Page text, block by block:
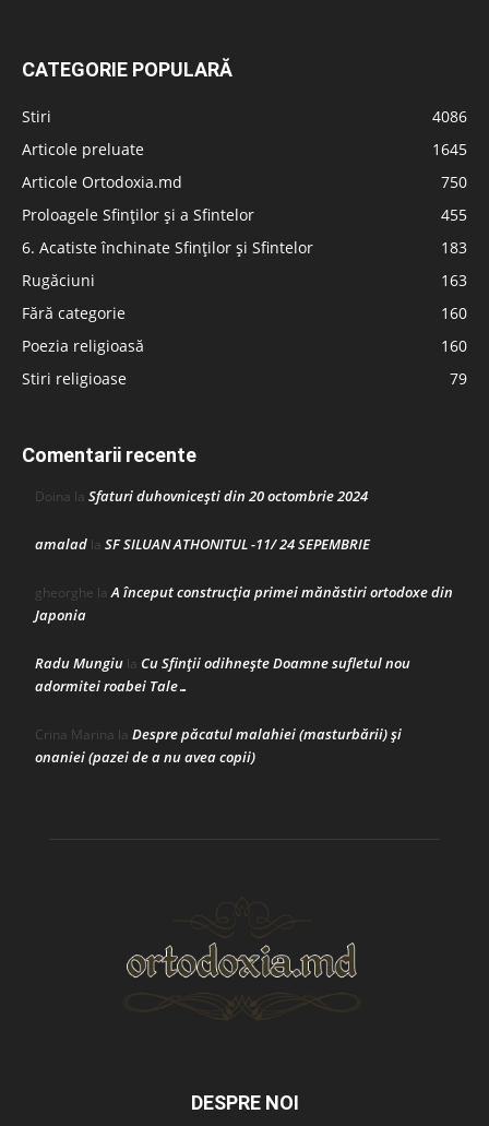
CATEGORIE POPULARĂ
Stiri
4086
Articole preluate
1645
Articole Ortodoxia.md
750
Proloagele Sfinților și a Sfintelor
455
6. Acatiste închinate Sfinților și Sfintelor
183
Rugăciuni
163
Fără categorie
160
Poezia religioasă
160
Stiri religioase
79
Comentarii recente
Doina la Sfaturi duhovnicești din 20 octombrie 2024
amalad la SF SILUAN ATHONITUL -11/ 24 SEPEMBRIE
gheorghe laA început construcţia primei mănăstiri ortodoxe din
Japonia
Radu Mungiu la Cu Sfinții odihnește Doamne sufletul nou
adormitei roabei Tale…
Crina Marina la Despre păcatul malahiei (masturbării) şi
onaniei (pazei de a nu avea copii)
DESPRE NOI